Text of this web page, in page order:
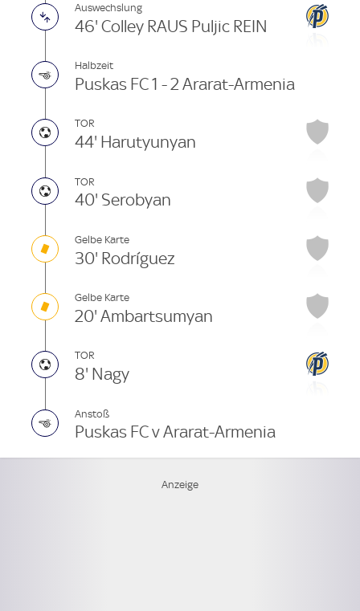
Auswechslung
46' Colley RAUS Puljic REIN
Halbzeit
Puskas FC 1 - 2 Ararat-Armenia
TOR
44' Harutyunyan
TOR
40' Serobyan
Gelbe Karte
30' Rodríguez
Gelbe Karte
20' Ambartsumyan
TOR
8' Nagy
Anstoß
Puskas FC v Ararat-Armenia